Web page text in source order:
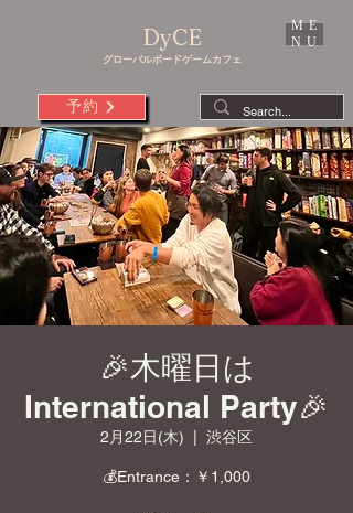
DyCE
グローバルボードゲームカフェ
予約
ME
NU
🎉木曜日は
International Party🎉
2月22日(木) 渋谷区
💰Entrance：￥1,000